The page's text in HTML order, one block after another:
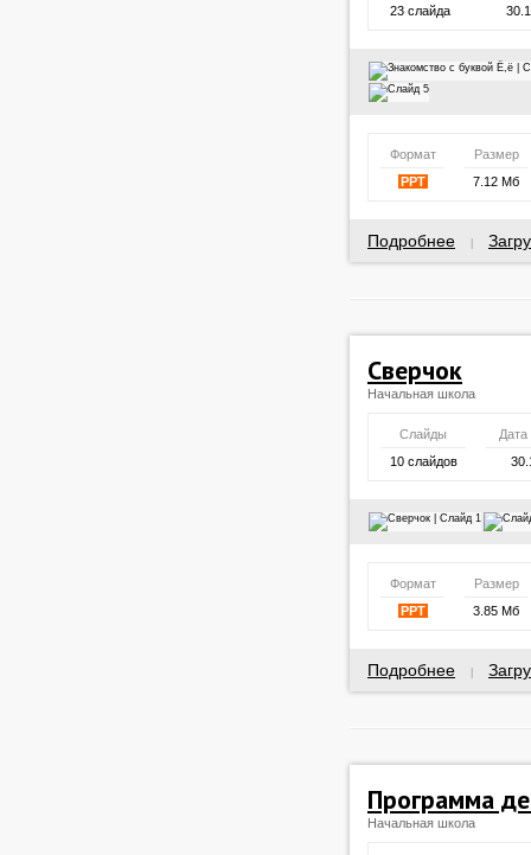
23 слайда
Формат
Размер
PPT
7.12 Мб
Подробнее
Сверчок
Начальная школа
Слайды
Дата
10 слайдов
Формат
Размер
PPT
3.85 Мб
Подробнее
Программа
Начальная школа